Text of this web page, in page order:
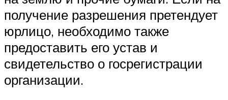
получение разрешения претендует
юрлицо, необходимо также
предоставить его устав и
свидетельство о госрегистрации
организации.